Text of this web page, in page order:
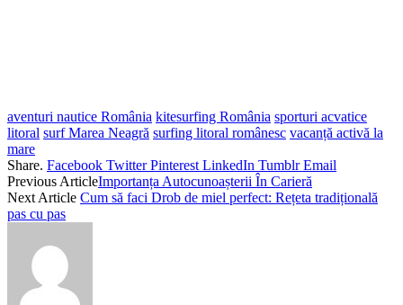
aventuri nautice România kitesurfing România sporturi acvatice
litoral surf Marea Neagră surfing litoral românesc vacanță activă la
mare
Share. Facebook Twitter Pinterest LinkedIn Tumblr Email
Previous ArticleImportanța Autocunoașterii În Carieră
Next Article Cum să faci Drob de miel perfect: Rețeta tradițională
pas cu pas